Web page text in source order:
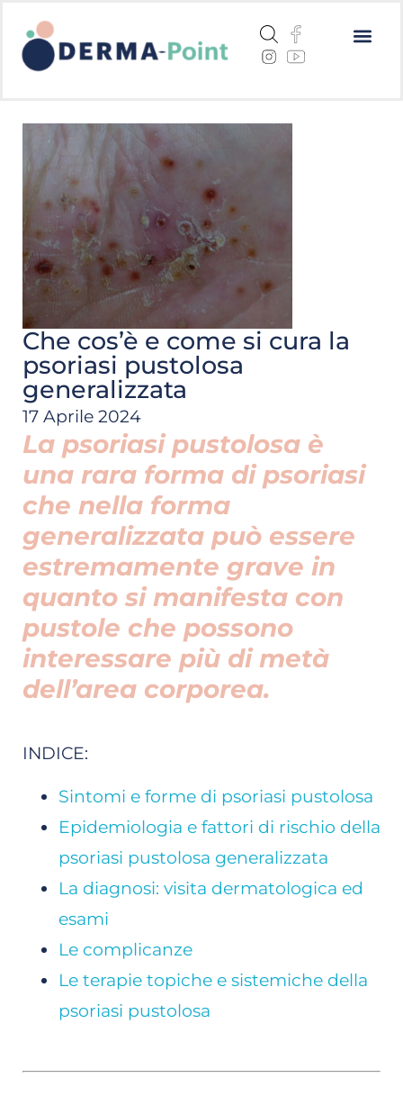
Che cos’è e come si cura la
psoriasi pustolosa
generalizzata
17 Aprile 2024
La psoriasi pustolosa è
una rara forma di psoriasi
che nella forma
generalizzata può essere
estremamente grave in
quanto si manifesta con
pustole che possono
interessare più di metà
dell’area corporea.
INDICE:
Sintomi e forme di psoriasi pustolosa
Epidemiologia e fattori di rischio della
psoriasi pustolosa generalizzata
La diagnosi: visita dermatologica ed
esami
Le complicanze
Le terapie topiche e sistemiche della
psoriasi pustolosa